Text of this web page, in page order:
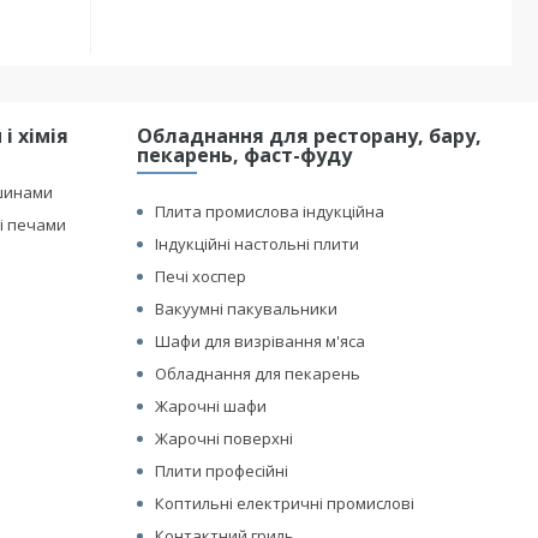
хімія
печами
Обладнання для ресторану, бару,
пекарень, фаст-фуду
Плита промислова індукційна
Індукційні настольні плити
Печі хоспер
Вакуумні пакувальники
Шафи для визрівання м'яса
Обладнання для пекарень
Жарочні шафи
Жарочні поверхні
Плити професійні
Коптильні електричні промислові